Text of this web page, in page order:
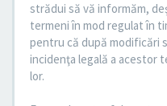
strădui să vă informăm,
termeni în mod regulat în
pentru că după modificări
incidenţa legală a acestor
lor.